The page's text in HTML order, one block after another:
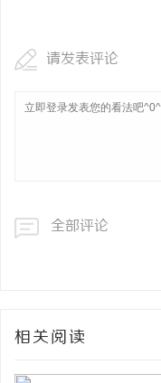
请发表评论
全部评论
相关阅读